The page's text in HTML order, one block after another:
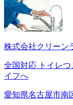
株式会社クリーン
全国対応 トイレ
イフへ
愛知県名古屋市南